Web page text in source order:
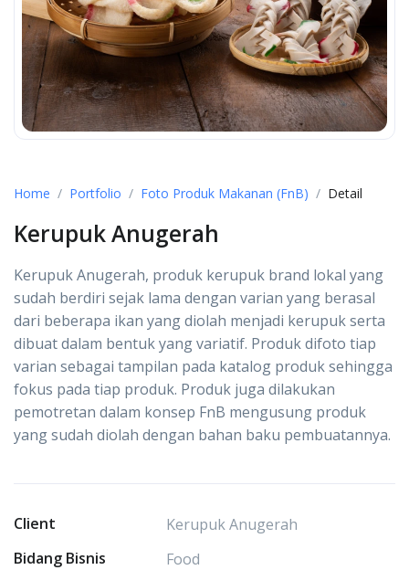
Home Portfolio Foto Produk Makanan (FnB) Detail
Kerupuk Anugerah
Kerupuk Anugerah, produk kerupuk brand lokal yang
sudah berdiri sejak lama dengan varian yang berasal
dari beberapa ikan yang diolah menjadi kerupuk serta
dibuat dalam bentuk yang variatif. Produk difoto tiap
varian sebagai tampilan pada katalog produk sehingga
fokus pada tiap produk. Produk juga dilakukan
pemotretan dalam konsep FnB mengusung produk
yang sudah diolah dengan bahan baku pembuatannya.
Client
Kerupuk Anugerah
Bidang Bisnis
Food